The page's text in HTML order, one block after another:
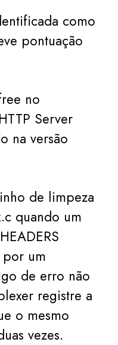
como
pontuação
no
Server
na versão
de limpeza
quando um
um
de erro não
registre a
o mesmo
vezes.